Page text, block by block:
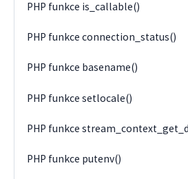
PHP funkce is_callable()
PHP funkce connection_status()
PHP funkce basename()
PHP funkce setlocale()
PHP funkce
PHP funkce putenv()